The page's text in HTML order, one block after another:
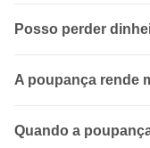
Posso perder
A poupança rende
Quando a